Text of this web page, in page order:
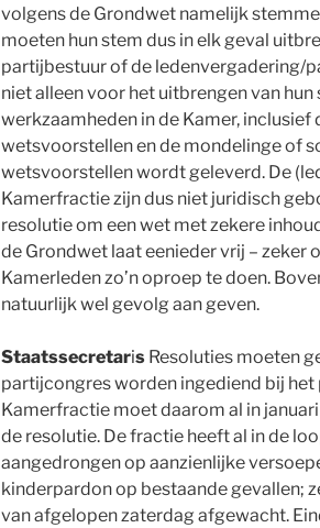
volgens de Grondwet namelijk
moeten hun stem dus in elk geval
partijbestuur of de ledenvergadering/
niet alleen voor het uitbrengen van hun
werkzaamheden in de Kamer, inclusief
wetsvoorstellen en de mondelinge of
wetsvoorstellen wordt geleverd. De
Kamerfractie zijn dus niet juridisch
resolutie om een wet met zekere
de Grondwet laat eenieder vrij – zeker
Kamerleden zo’n oproep te doen.
natuurlijk wel gevolg aan geven.
Staatssecretaris Resoluties moeten
partijcongres worden ingediend bij het
Kamerfractie moet daarom al in
de resolutie. De fractie heeft al in de
aangedrongen op aanzienlijke
kinderpardon op bestaande gevallen;
van afgelopen zaterdag afgewacht.